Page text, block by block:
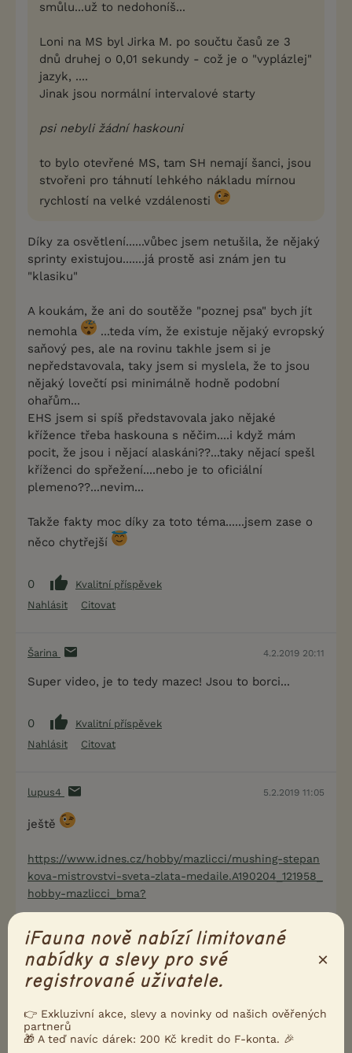
smůlu...už to nedohoníš...
Loni na MS byl Jirka M. po součtu časů ze 3
dnů druhej o 0,01 sekundy - což je o "vyplázlej"
jazyk, ....
Jinak jsou normální intervalové starty
psi nebyli žádní haskouni
to bylo otevřené MS, tam SH nemají šanci, jsou
stvořeni pro táhnutí lehkého nákladu mírnou
rychlostí na velké vzdálenosti
Díky za osvětlení......vůbec jsem netušila, že nějaký
sprinty existujou.......já prostě asi znám jen tu
"klasiku"
A koukám, že ani do soutěže "poznej psa" bych jít
nemohla
...teda vím, že existuje nějaký evropský
saňový pes, ale na rovinu takhle jsem si je
nepředstavovala, taky jsem si myslela, že to jsou
nějaký lovečtí psi minimálně hodně podobní
ohařům...
EHS jsem si spíš představovala jako nějaké
křížence třeba haskouna s něčim....i když mám
pocit, že jsou i nějací alaskáni??...taky nějací spešl
kříženci do spřežení....nebo je to oficiální
plemeno??...nevim...
Takže fakty moc díky za toto téma......jsem zase o
něco chytřejší
0
Kvalitní příspěvek
Nahlásit
Citovat
Šarina 4.2.2019 20:11
Super video, je to tedy mazec! Jsou to borci...
0
Kvalitní příspěvek
Nahlásit
Citovat
lupus4 5.2.2019 11:05
ještě
https://www.idnes.cz/hobby/mazlicci/mushing-stepan
kova-mistrovstvi-sveta-zlata-medaile.A190204_121958_
hobby-mazlicci_bma?
3
Kvalitní příspěvek
Nahlásit
Citovat
iFauna nově nabízí limitované
nabídky a slevy pro své
registrované uživatele.
×
👉 Exkluzivní akce, slevy a novinky od našich ověřených
partnerů
🎁 A teď navíc dárek: 200 Kč kredit do F-konta. 🎉